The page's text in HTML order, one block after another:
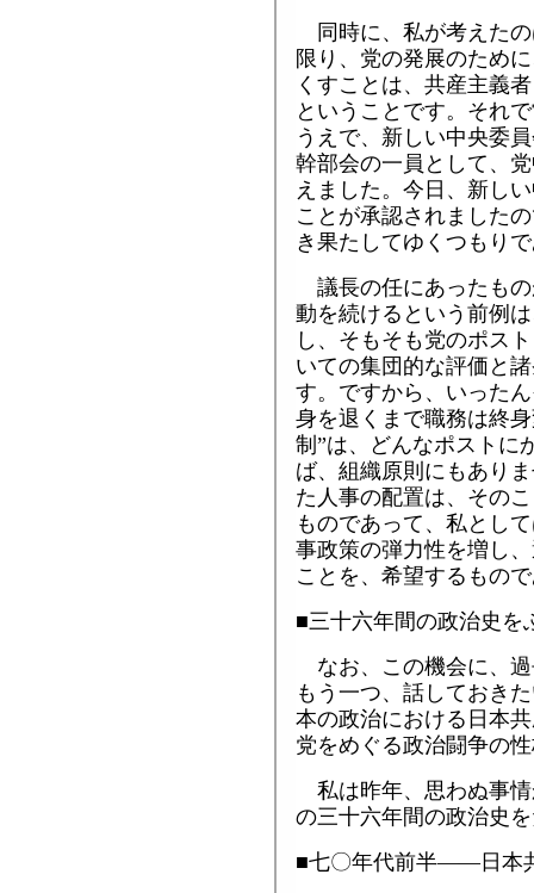
同時に、私が考えた
限り、党の発展のため
くすことは、共産主義
ということです。それ
うえで、新しい中央委
幹部会の一員として、
えました。今日、新し
ことが承認されました
き果たしてゆくつもり
議長の任にあったも
動を続けるという前例
し、そもそも党のポス
いての集団的な評価と
す。ですから、いった
身を退くまで職務は終
制”は、どんなポストに
ば、組織原則にもあり
た人事の配置は、その
ものであって、私とし
事政策の弾力性を増し
ことを、希望するもの
■三十六年間の政治史を
なお、この機会に、
もう一つ、話しておき
本の政治における日本
党をめぐる政治闘争の
私は昨年、思わぬ事
の三十六年間の政治史
■七〇年代前半――日本